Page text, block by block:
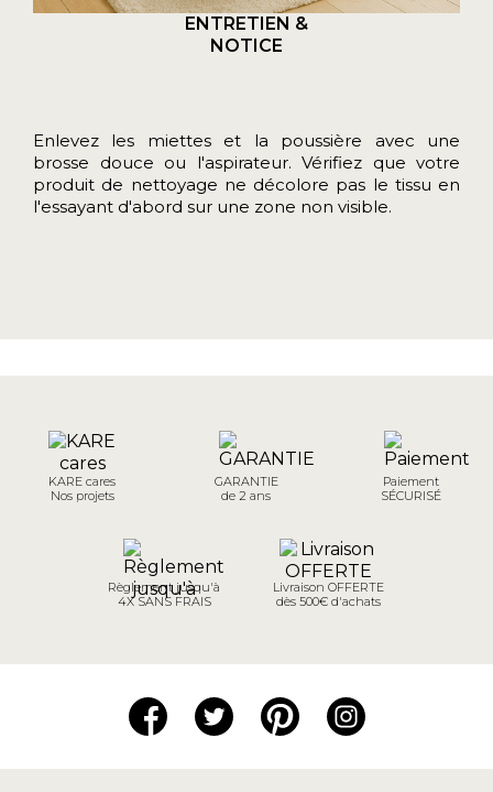
ENTRETIEN &
NOTICE
Enlevez les miettes et la poussière avec une
brosse douce ou l'aspirateur. Vérifiez que votre
produit de nettoyage ne décolore pas le tissu en
l'essayant d'abord sur une zone non visible.
KARE cares
Nos projets
GARANTIE
de 2 ans
Paiement
SÉCURISÉ
Règlement jusqu'à
4X SANS FRAIS
Livraison OFFERTE
dès 500€ d'achats